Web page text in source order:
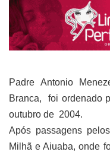
Padre Antonio
Branca,foi ordenado
outubro de 2004.
Após passagens
Milhã e Aiuaba, onde